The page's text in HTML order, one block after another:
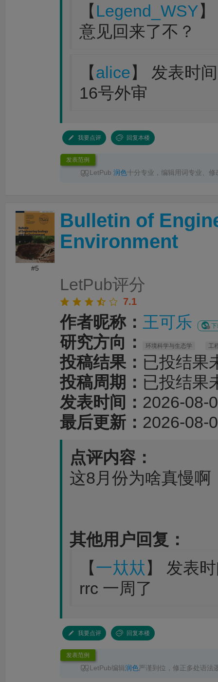
【 Legend_WSY
意见回来了不？
【alice】 发表时
16号外审
我要点评 回复本楼
发表范例
LetPub 润色十分专业，编辑用词专业、修
#5
Bulletin of
Environment
LetPub评分
7.1
作者昵称： 王可乐 下
研究方向： 环境科学与生态学 工
投稿结果： 已投结果
投稿周期： 已投结果
发表时间： 2026-08-
最后更新： 2026-08-
点评内容：
这8月份为啥真慢
其他用户回复：
【一夶夶 】 发表
rrc 一周了
我要点评 回复本楼
发表范例
LetPub编辑润色严谨到位，修正多处语法